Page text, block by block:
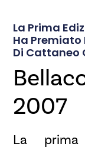
La Prima
Ha Premiato
Di Cattaneo
2007
La prima